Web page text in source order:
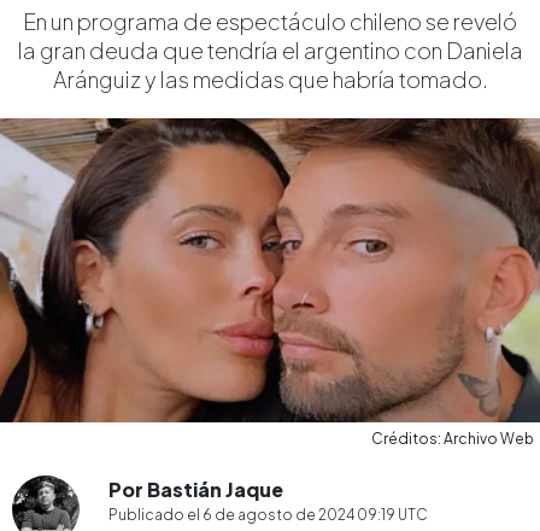
En un programa de espectáculo chileno se reveló
la gran deuda que tendría el argentino con Daniela
Aránguiz y las medidas que habría tomado.
Créditos: Archivo Web
Por Bastián Jaque
Publicado el 6 de agosto de 2024 09:19 UTC